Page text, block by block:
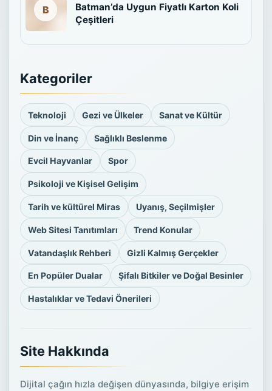
Batman’da Uygun Fiyatlı Karton Koli
Çeşitleri
Kategoriler
Teknoloji Gezi ve Ülkeler Sanat ve Kültür
Din ve İnanç Sağlıklı Beslenme
Evcil Hayvanlar Spor
Psikoloji ve Kişisel Gelişim
Tarih ve kültürel Miras Uyanış, Seçilmişler
Web Sitesi Tanıtımları Trend Konular
Vatandaşlık Rehberi Gizli Kalmış Gerçekler
En Popüler Dualar Şifalı Bitkiler ve Doğal Besinler
Hastalıklar ve Tedavi Önerileri
Site Hakkında
Dijital çağın hızla değişen dünyasında, bilgiye erişim